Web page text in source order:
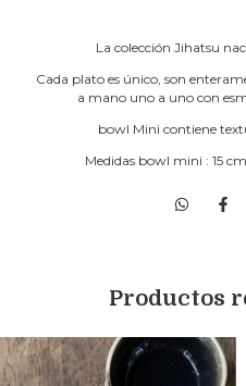
La colección Jihatsu
Cada plato es único, son
a mano uno a uno con
bowl Mini contiene
Medidas bowl mini : 15
Productos